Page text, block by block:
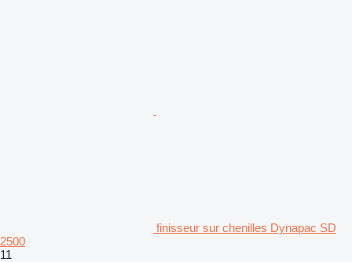
finisseur sur chenilles Dynapac SD
2500
11